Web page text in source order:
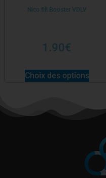
Nico fill Booster VDLV
1.90€
Choix des options